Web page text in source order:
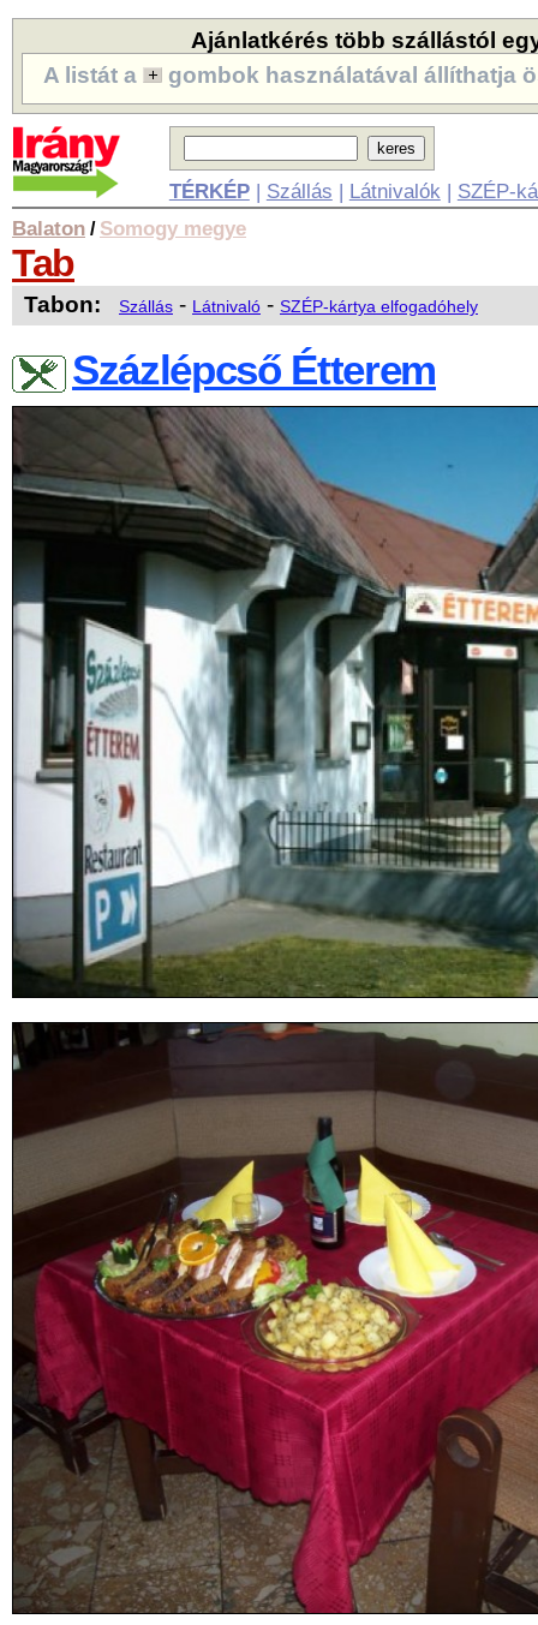
Ajánlatkérés több szállástól
A listát a
gombok használatával állíthatja
TÉRKÉP| Szállás | Látnivalók | SZÉP-
Balaton / Somogy megye
Tab
Tabon: Szállás - Látnivaló - SZÉP-kártya elfogadóhely
Százlépcső Étterem